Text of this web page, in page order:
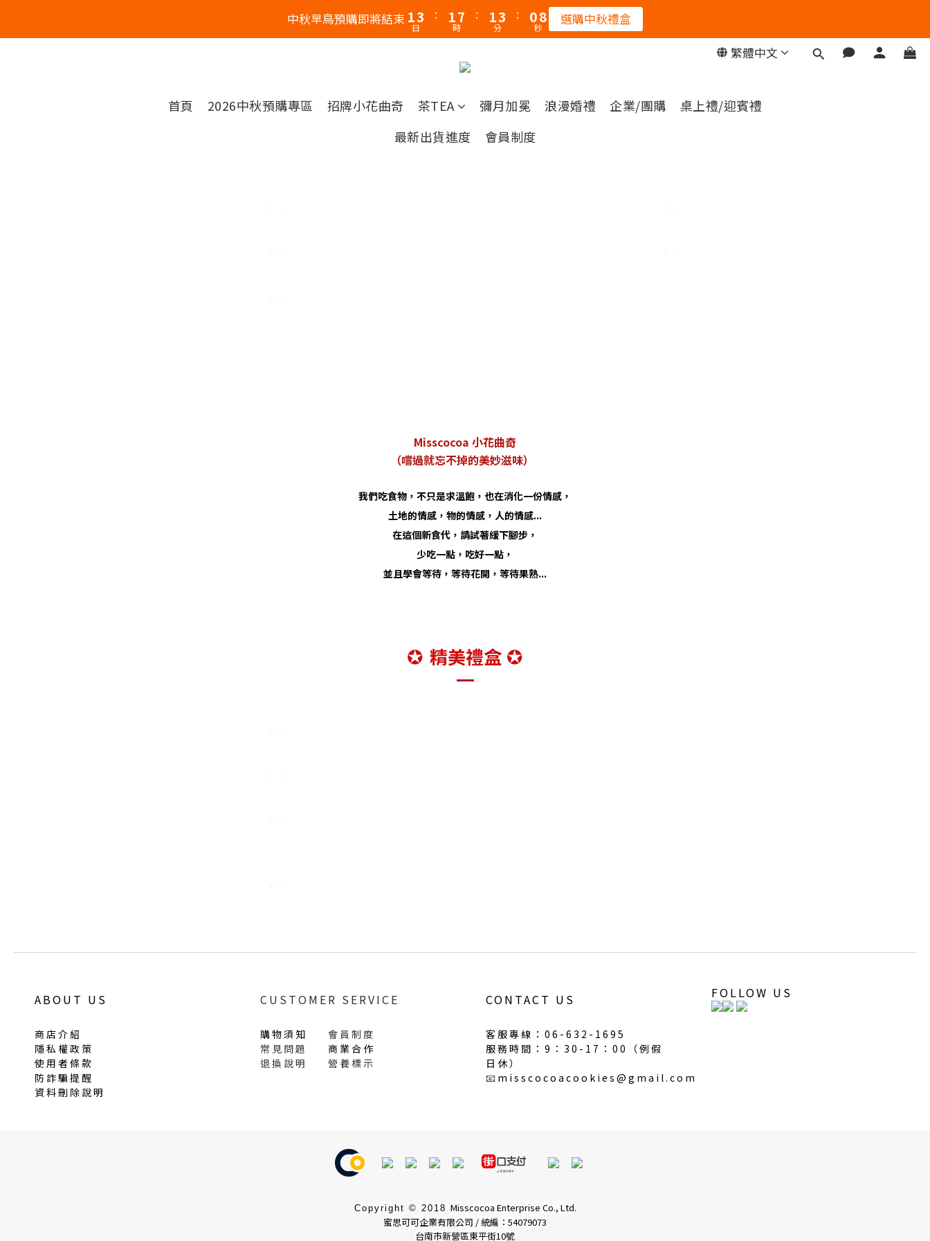
中秋早鳥預購即將結束 1
0
3
2
日
:
1
0
7
6
4
2
1
0
時
:
1
0
3
2
分
:
08
7
3
秒
選購中秋禮盒
繁體中文
首頁 2026中秋預購專區 招牌小花曲奇 茶TEA 彌月加冕 浪漫婚禮 企業/團購
桌上禮/迎賓禮
最新出貨進度
會員制度
Misscocoa 小花曲奇
（嚐過就忘不掉的美妙滋味）
我們吃食物，不只是求溫飽，也在消化一份情感，
土地的情感，物的情感，人的情感...
在這個新食代，請試著緩下腳步，
少吃一點，吃好一點，
並且學會等待，等待花開，等待果熟...
✪ 精美禮盒 ✪
ABOUT US
商店介紹
隱私權政策
使用者條款
防詐騙提醒
資料刪除說明
CUSTOMER SERVICE
購物須知
會員制度
常見問題
商業合作
退換說明
營養標示
CONTACT US
客服專線：06-632-1695
服務時間：9：30-17：00（例假
日休）
📧 misscocoacookies@gmail.com
FOLLOW US
Copyright © 2018 Misscocoa Enterprise Co., Ltd.
蜜思可可企業有限公司 / 統編：54079073
台南市新營區東平街10號